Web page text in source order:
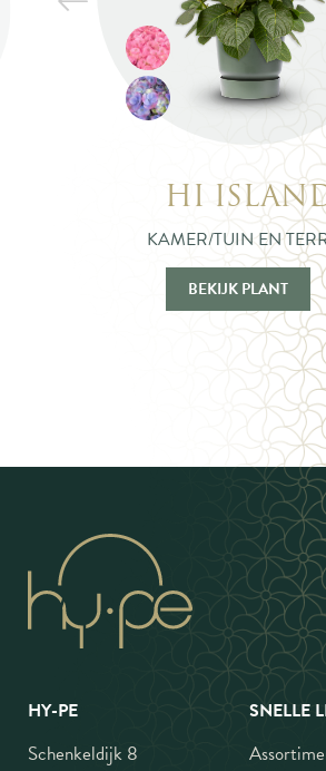
HI
KAMER/TUIN EN
BEKIJK PLANT
HY-PE
Schenkeldijk 8
SNELLE